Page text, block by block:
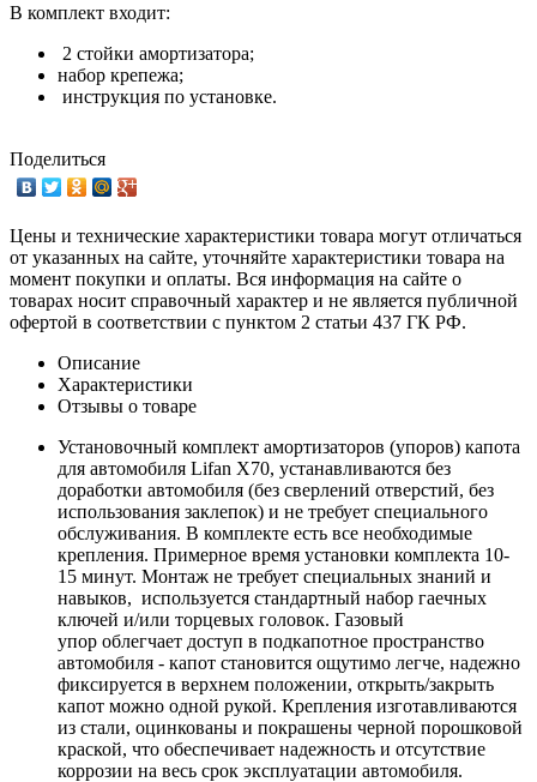
В комплект входит:
2 стойки амортизатора;
набор крепежа;
инструкция по установке.
Поделиться
Цены и технические характеристики товара могут отличаться
от указанных на сайте, уточняйте характеристики товара на
момент покупки и оплаты. Вся информация на сайте о
товарах носит справочный характер и не является публичной
офертой в соответствии с пунктом 2 статьи 437 ГК РФ.
Описание
Характеристики
Отзывы о товаре
Установочный комплект амортизаторов (упоров) капота
для автомобиля Lifan X70, устанавливаются без
доработки автомобиля (без сверлений отверстий, без
использования заклепок) и не требует специального
обслуживания. В комплекте есть все необходимые
крепления. Примерное время установки комплекта 10-
15 минут. Монтаж не требует специальных знаний и
навыков, используется стандартный набор гаечных
ключей и/или торцевых головок. Газовый
упор облегчает доступ в подкапотное пространство
автомобиля - капот становится ощутимо легче, надежно
фиксируется в верхнем положении, открыть/закрыть
капот можно одной рукой. Крепления изготавливаются
из стали, оцинкованы и покрашены черной порошковой
краской, что обеспечивает надежность и отсутствие
коррозии на весь срок эксплуатации автомобиля.